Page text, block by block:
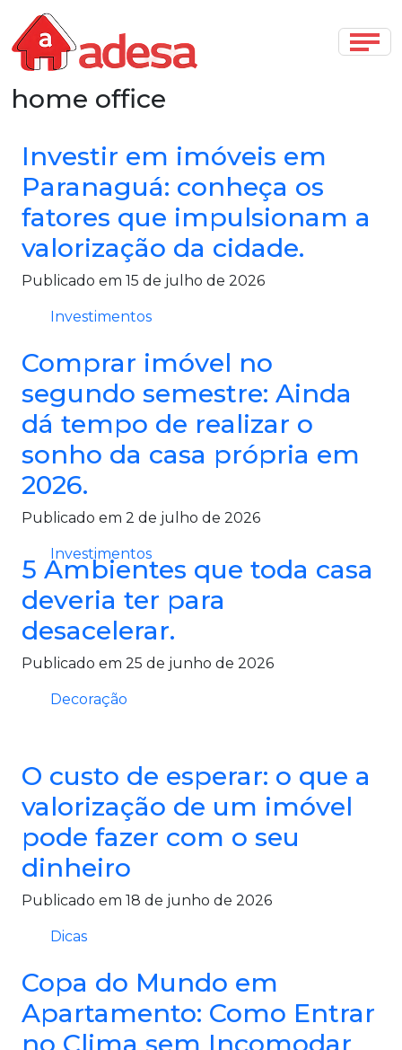
home office
Investir em imóveis em
Paranaguá: conheça os
fatores que impulsionam a
valorização da cidade.
Publicado em 15 de julho de 2026
Investimentos
Comprar imóvel no
segundo semestre: Ainda
dá tempo de realizar o
sonho da casa própria em
2026.
Publicado em 2 de julho de 2026
Investimentos
5 Ambientes que toda casa
deveria ter para
desacelerar.
Publicado em 25 de junho de 2026
Decoração
O custo de esperar: o que a
valorização de um imóvel
pode fazer com o seu
dinheiro
Publicado em 18 de junho de 2026
Dicas
Copa do Mundo em
Apartamento: Como Entrar
no Clima sem Incomodar